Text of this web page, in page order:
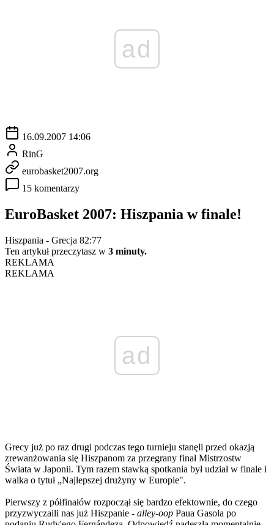
ad
16.09.2007 14:06
RinG
eurobasket2007.org
15 komentarzy
EuroBasket 2007: Hiszpania w finale!
Hiszpania - Grecja 82:77
Ten artykuł przeczytasz w 3 minuty.
REKLAMA
REKLAMA
ad
Grecy już po raz drugi podczas tego turnieju stanęli przed okazją
zrewanżowania się Hiszpanom za przegrany finał Mistrzostw
Świata w Japonii. Tym razem stawką spotkania był udział w finale i
walka o tytuł „Najlepszej drużyny w Europie".
Pierwszy z półfinałów rozpoczął się bardzo efektownie, do czego
przyzwyczaili nas już Hiszpanie - alley-oop Paua Gasola po